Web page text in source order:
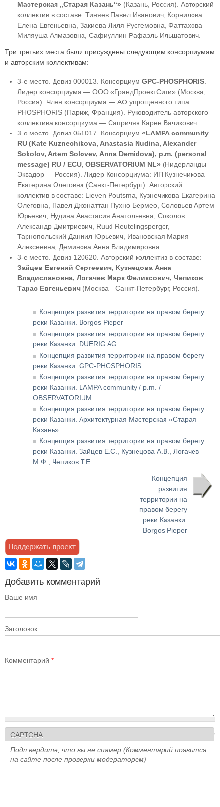
Мастерская „Старая Казань“» (Казань, Россия). Авторский
коллектив в составе: Тиняев Павел Иванович, Корнилова
Елена Евгеньевна, Закиева Лиля Рустемовна, Фаттахова
Миляуша Алмазовна, Сафиуллин Рафаэль Ильшатович.
Три третьих места были присуждены следующим консорциумам
и авторским коллективам:
3-е место. Девиз 000013. Консорциум GPC-PHOSPHORIS.
Лидер консорциума — ООО «ГрандПроектСити» (Москва,
Россия). Член консорциума — АО упрощенного типа
PHOSPHORIS (Париж, Франция). Руководитель авторского
коллектива консорциума — Сапричян Карен Вачикович.
3-е место. Девиз 051017. Консорциум «LAMPA community
RU (Kate Kuznechikova, Anastasia Nudina, Alexander
Sokolov, Artem Solovev, Anna Demidova), p.m. (personal
message) RU / ECU, OBSERVATORIUM NL» (Нидерланды —
Эквадор — Россия). Лидер Консорциума: ИП Кузнечикова
Екатерина Олеговна (Санкт-Петербург). Авторский
коллектив в составе: Lieven Poutsma, Кузнечикова Екатерина
Олеговна, Павел Джонаттан Пухно Бермео, Соловьев Артем
Юрьевич, Нудина Анастасия Анатольевна, Соколов
Александр Дмитриевич, Ruud Reutelingsperger,
Тарнопольский Даниил Юрьевич, Ивановская Мария
Алексеевна, Деминова Анна Владимировна.
3-е место. Девиз 120620. Авторский коллектив в составе:
Зайцев Евгений Сергеевич, Кузнецова Анна
Владиславовна, Логачев Марк Феликсович, Чепиков
Тарас Евгеньевич (Москва—Санкт-Петербург, Россия).
Концепция развития территории на правом берегу
реки Казанки. Borgos Pieper
Концепция развития территории на правом берегу
реки Казанки. DUERIG AG
Концепция развития территории на правом берегу
реки Казанки. GPC-PHOSPHORIS
Концепция развития территории на правом берегу
реки Казанки. LAMPA community / p.m. /
OBSERVATORIUM
Концепция развития территории на правом берегу
реки Казанки. Архитектурная Мастерская «Старая
Казань»
Концепция развития территории на правом берегу
реки Казанки. Зайцев Е.С., Кузнецова А.В., Логачев
М.Ф., Чепиков Т.Е.
Концепция
развития
территории на
правом берегу
реки Казанки.
Borgos Pieper
Добавить комментарий
Ваше имя
Заголовок
Комментарий *
CAPTCHA
Подтвердите, что вы не спамер (Комментарий появится
на сайте после проверки модератором)